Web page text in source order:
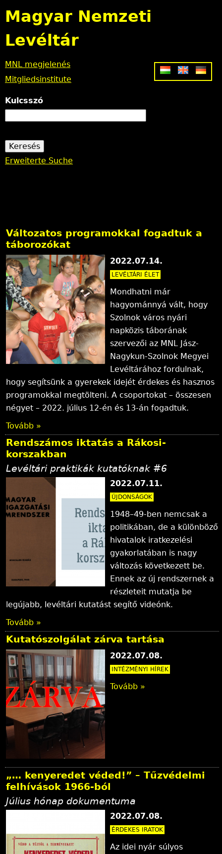
Jump to navigation
Magyar Nemzeti
Levéltár
Kulcsszó
Erweiterte Suche
MNL megjelenés
Mitgliedsinstitute
Változatos programokkal fogadtuk a
táborozókat
2022.07.14.
LEVÉLTÁRI ÉLET
Mondhatni már
hagyománnyá vált, hogy
Szolnok város nyári
napközis táborának
szervezői az MNL Jász-
Nagykun-Szolnok Megyei
Levéltárához fordulnak,
hogy segítsünk a gyerekek idejét érdekes és hasznos
programokkal megtölteni. A csoportokat – összesen
négyet – 2022. július 12-én és 13-án fogadtuk.
Tovább »
Rendszámos iktatás a Rákosi-
korszakban
Levéltári praktikák kutatóknak #6
2022.07.11.
ÚJDONSÁGOK
1948–49-ben nemcsak a
politikában, de a különböző
hivatalok iratkezelési
gyakorlatában is nagy
változás következett be.
Ennek az új rendszernek a
részleteit mutatja be
legújabb, levéltári kutatást segítő videónk.
Tovább »
Kutatószolgálat zárva tartása
2022.07.08.
INTÉZMÉNYI HÍREK
Tovább »
„… kenyeredet véded!” – Tűzvédelmi
felhívások 1966-ból
Július hónap dokumentuma
2022.07.08.
ÉRDEKES IRATOK
Az idei nyár súlyos